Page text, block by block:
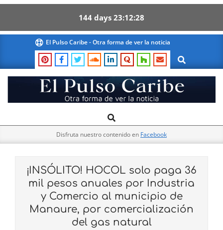
144 days 23 12 27
content
El Pulso Caribe - Otra forma de ver la noticia
Search
El
Pulso
Navigation
Search
Disfruta nuestro contenido en Facebook
¡INSÓLITO! HOCOL solo paga 36
mil pesos anuales por Industria
y Comercio al municipio de
Manaure, por comercialización
del gas natural